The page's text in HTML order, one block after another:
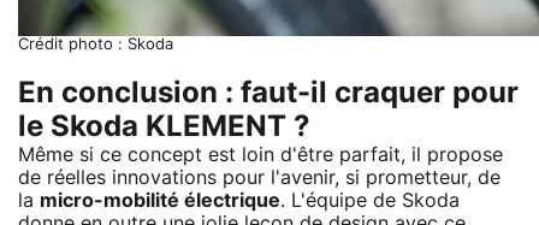
Crédit photo : Skoda
En conclusion : faut-il craquer pour
le Skoda KLEMENT ?
Même si ce concept est loin d'être parfait, il propose
de réelles innovations pour l'avenir, si prometteur, de
la micro-mobilité électrique. L'équipe de Skoda